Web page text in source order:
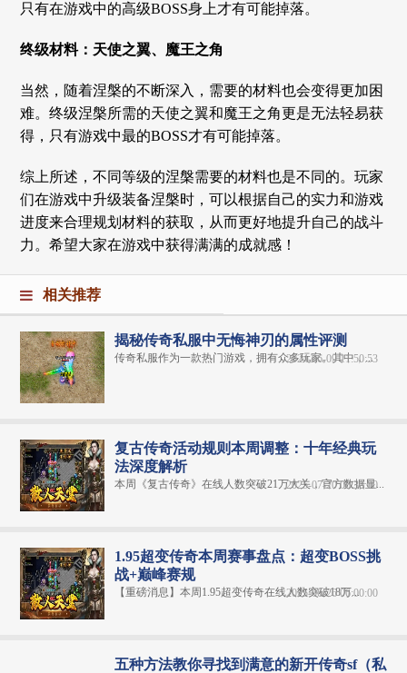
只有在游戏中的高级BOSS身上才有可能掉落。
终级材料：天使之翼、魔王之角
当然，随着涅槃的不断深入，需要的材料也会变得更加困
难。终级涅槃所需的天使之翼和魔王之角更是无法轻易获
得，只有游戏中最的BOSS才有可能掉落。
综上所述，不同等级的涅槃需要的材料也是不同的。玩家
们在游戏中升级装备涅槃时，可以根据自己的实力和游戏
进度来合理规划材料的获取，从而更好地提升自己的战斗
力。希望大家在游戏中获得满满的成就感！
相关推荐
揭秘传奇私服中无悔神刃的属性评测
传奇私服作为一款热门游戏，拥有众多玩家。其中，...
2024-06-09 11:50:53
复古传奇活动规则本周调整：十年经典玩
法深度解析
本周《复古传奇》在线人数突破21万大关，官方数据显...
2025-07-20 06:30:00
1.95超变传奇本周赛事盘点：超变BOSS挑
战+巅峰赛规
【重磅消息】本周1.95超变传奇在线人数突破18万...
2025-06-26 06:00:00
五种方法教你寻找到满意的新开传奇sf（私